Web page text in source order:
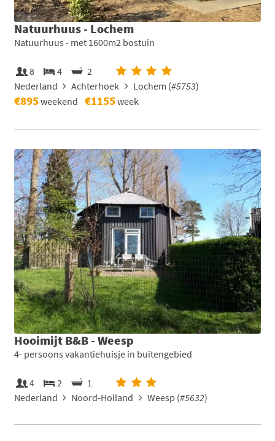
Natuurhuus - Lochem
Natuurhuus - met 1600m2 bostuin
8 4
2
Nederland
Achterhoek Lochem (#5753)
€895weekend €1155week
Hooimijt B&B - Weesp
4- persoons vakantiehuisje in buitengebied
4 2
1
Nederland
Noord-Holland Weesp (#5632)